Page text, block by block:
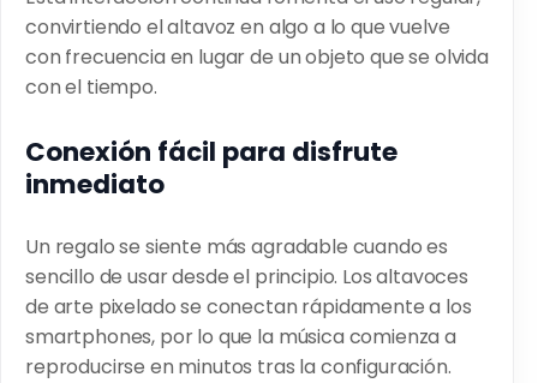
convirtiendo el altavoz en algo a lo que vuelve
con frecuencia en lugar de un objeto que se olvida
con el tiempo.
Conexión fácil para disfrute
inmediato
Un regalo se siente más agradable cuando es
sencillo de usar desde el principio. Los altavoces
de arte pixelado se conectan rápidamente a los
smartphones, por lo que la música comienza a
reproducirse en minutos tras la configuración.